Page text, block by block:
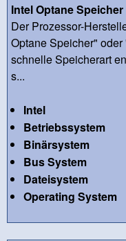
Intel Optane Speicher
Der Prozessor-
Optane Speicher"
schnelle Speicherart
s...
Intel
Betriebssystem
Binärsystem
Bus System
Dateisystem
Operating System